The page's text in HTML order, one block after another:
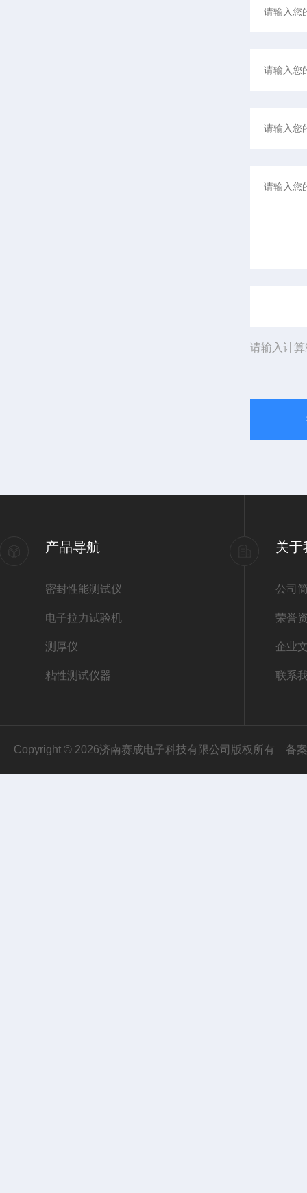
请输入计
产品导航
密封性能测试仪
电子拉力试验机
测厚仪
粘性测试仪器
关于
公司
荣誉
企业
联系
Copyright © 2026济南赛成电子科技有限公司版权所有 备